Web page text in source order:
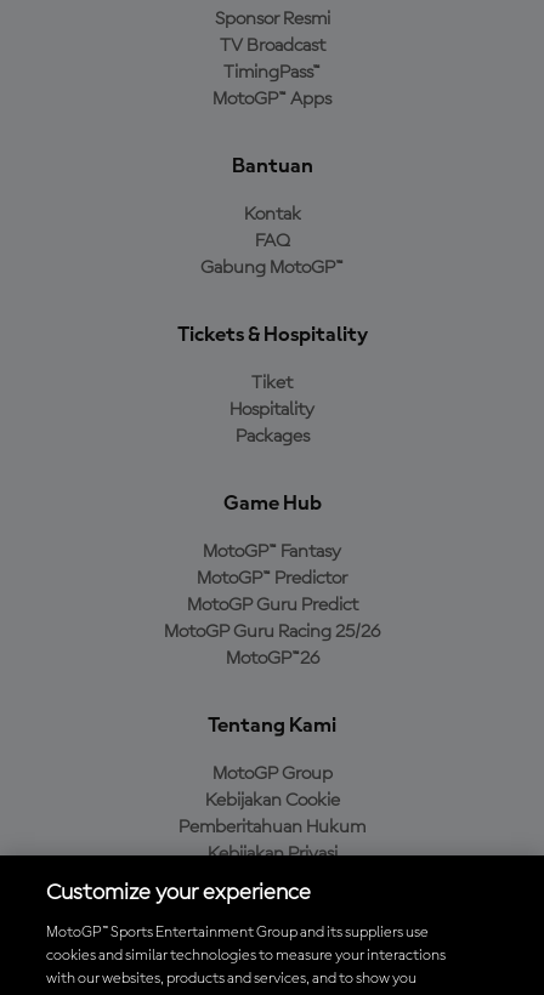
Sponsor Resmi
TV Broadcast
TimingPass™
MotoGP™ Apps
Bantuan
Kontak
FAQ
Gabung MotoGP™
Tickets & Hospitality
Tiket
Hospitality
Packages
Game Hub
MotoGP™ Fantasy
MotoGP™ Predictor
MotoGP Guru Predict
MotoGP Guru Racing 25/26
MotoGP™26
Tentang Kami
MotoGP Group
Kebijakan Cookie
Pemberitahuan Hukum
Kebijakan Privasi
Kebijakan Pembelian
Unduh Aplikasi Resmi MotoGP™
Customize your experience
MotoGP™ Sports Entertainment Group and its suppliers use
cookies and similar technologies to measure your interactions
with our websites, products and services, and to show you